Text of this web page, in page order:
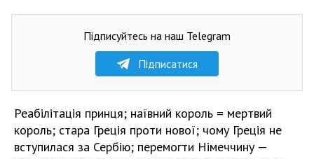
Підписуйтесь на наш Telegram
Підписатися
Реабілітація принця; наївний король = мертвий
король; стара Греція проти нової; чому Греція не
вступилася за Сербію; перемогти Німеччину —